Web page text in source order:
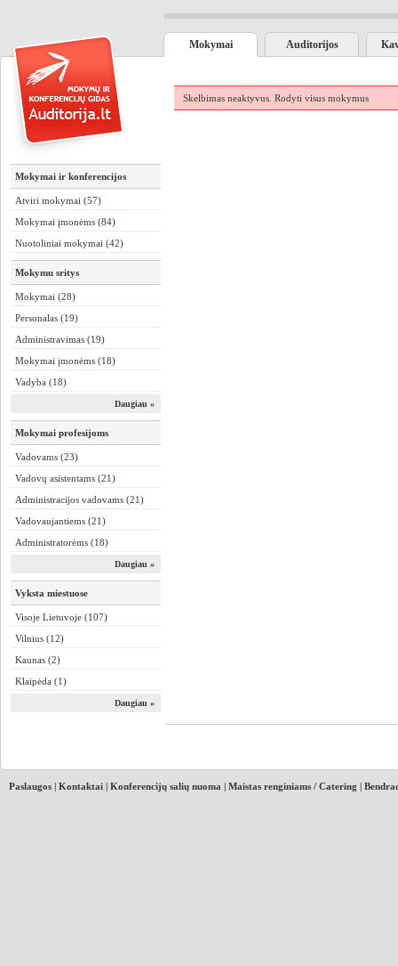
Mokymai Auditorijos
Mokymai ir konferencijos
Atviri mokymai (57)
Mokymai įmonėms (84)
Nuotoliniai mokymai (42)
Mokymu sritys
Mokymai (28)
Personalas (19)
Administravimas (19)
Mokymai įmonėms (18)
Vadyba (18)
Daugiau »
Mokymai profesijoms
Vadovams (23)
Vadovų asistentams (21)
Administracijos vadovams (21)
Vadovaujantiems (21)
Administratorėms (18)
Daugiau »
Vyksta miestuose
Visoje Lietuvoje (107)
Vilnius (12)
Kaunas (2)
Klaipėda (1)
Daugiau »
Skelbimas neaktyvus. Rodyti visus mokymus
Paslaugos | Kontaktai | Konferencijų salių nuoma | Maistas renginiams / Catering |